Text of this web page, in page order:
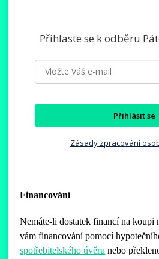
Přihlaste se k odběru
Přihlásit se
Zásady zpracování
Financování
Nemáte-li dostatek financí na koupi
vám financování pomocí
spotřebitelského úvěru nebo